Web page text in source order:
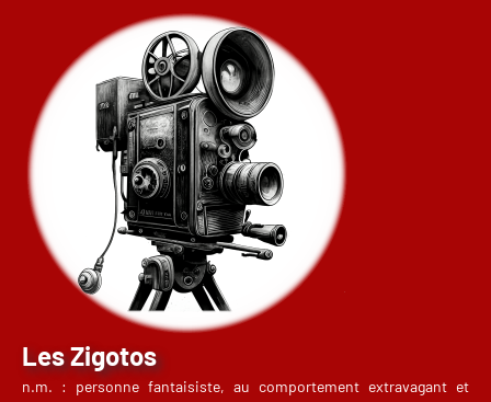
contenu
Les Zigotos
n.m. : personne fantaisiste, au comportement extravagant et